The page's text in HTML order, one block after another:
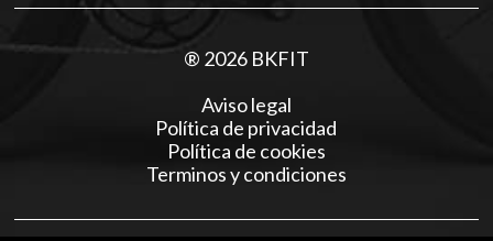
® 2026 BKFIT
Aviso legal
Política de privacidad
Política de cookies
Terminos y condiciones